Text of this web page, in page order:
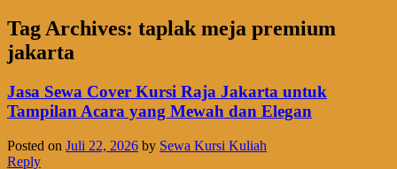
Tag Archives: taplak meja premium
jakarta
Jasa Sewa Cover Kursi Raja Jakarta untuk
Tampilan Acara yang Mewah dan Elegan
Posted on Juli 22, 2026 by Sewa Kursi Kuliah
Reply